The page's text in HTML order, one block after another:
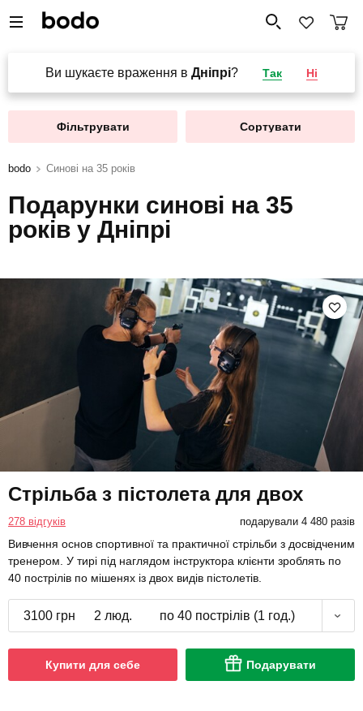
Ви шукаєте враження в Дніпрі? Так Ні
Фільтрувати Сортувати
bodo Синові на 35 років
Подарунки синові на 35
років у Дніпрі
Стрільба з пістолета для двох
278 відгуків подарували 4 480 разів
Вивчення основ спортивної та практичної стрільби з досвідченим
тренером. У тирі під наглядом інструктора клієнти зроблять по
40 пострілів по мішенях із двох видів пістолетів.
3100 грн 2 люд. по 40 пострілів (1 год.)
Купити для себе Подарувати